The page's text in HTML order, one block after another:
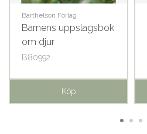
Barthelson Förlag
Barnens uppslagsbok
om djur
B80992
Köp